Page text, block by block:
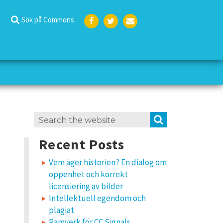
Sök på Commons
k
Search
Recent Posts
Vem äger historien? En dialog om
öppenhet och korrekt
licensiering av bilder
Intellektuell egendom och
plagiat